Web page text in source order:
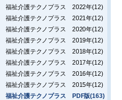
福祉介護テクノプラス 2022年(12)
福祉介護テクノプラス 2021年(12)
福祉介護テクノプラス 2020年(12)
福祉介護テクノプラス 2019年(12)
福祉介護テクノプラス 2018年(12)
福祉介護テクノプラス 2017年(12)
福祉介護テクノプラス 2016年(12)
福祉介護テクノプラス 2015年(12)
福祉介護テクノプラス PDF版(163)